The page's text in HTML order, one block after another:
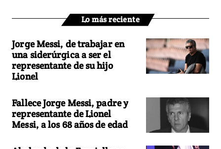
Lo más reciente
Jorge Messi, de trabajar en
una siderúrgica a ser el
representante de su hijo
Lionel
Fallece Jorge Messi, padre y
representante de Lionel
Messi, a los 68 años de edad